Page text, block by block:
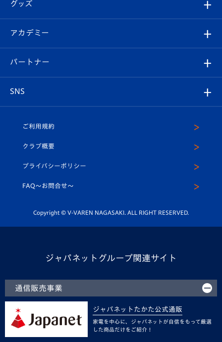
チケット
イベント
メディア
ホームタウン
スタッフプロフィール
マスコット紹介
平和祈念活動
ホームタウン活動
Revive Team
ヴィヴィくんの長崎おもてなしガイド
フォトギャラリー
スタジアムグルメ
V-LOVERS（ファンクラブ）
プレイヤーズスイート
グッズ
オンラインショップ
店舗情報
アカデミー
育成からのお知らせ
U-18
スクール
パートナー
SNS
ヴィヴィくんインスタグラム
公式LINE＠
ご利用規約
クラブ概要
プライバシーポリシー
FAQ〜お問合せ〜
Copyright © V-VAREN NAGASAKI. ALL RIGHT RESERVED.
ジャパネットグループ関連サイト
通信販売事業
ジャパネットたかた公式通販
家電を中心に、ジャパネットが自信をもって厳選
した商品だけをご紹介！